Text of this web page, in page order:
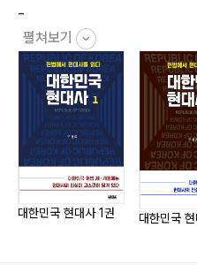
4장. 전두환의 욕망과 비상
1. 10·26사태와 전두환 / 151
2. 5·17비상계엄 확대 조치
5장. 윤석열의 12·3비상계
1. 12·3비상계엄 선포 / 181
2. 역사적으로 본 위헌과 위
3. 12·3비상계엄의 목표와
-
펼쳐보기
대한민국 현대사 1권 대한민국